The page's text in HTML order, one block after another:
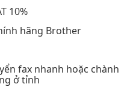
10%
hãng Brother
fax nhanh hoặc chành
ở tỉnh